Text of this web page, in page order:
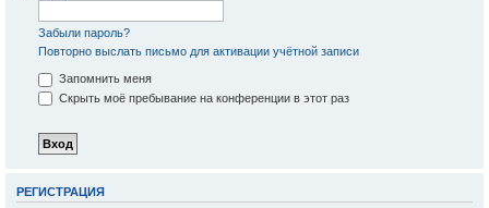
Забыли пароль?
Повторно выслать письмо для активации учётной записи
Запомнить меня
Скрыть моё пребывание на конференции в этот раз
РЕГИСТРАЦИЯ